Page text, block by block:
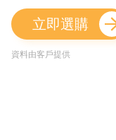
立即選購
資料由客戶提供